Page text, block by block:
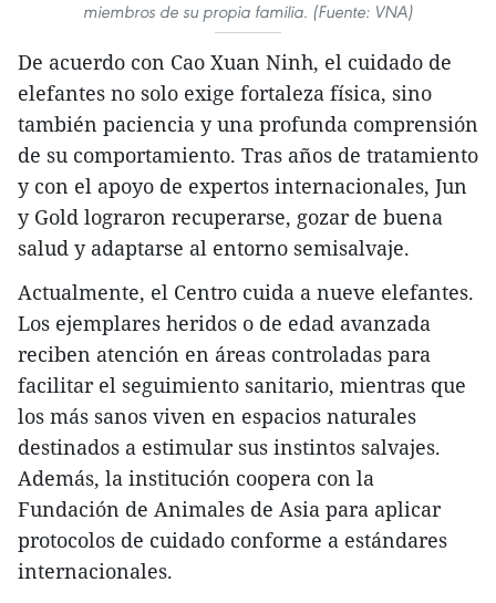
miembros de su propia familia. (Fuente: VNA)
De acuerdo con Cao Xuan Ninh, el cuidado de
elefantes no solo exige fortaleza física, sino
también paciencia y una profunda comprensión
de su comportamiento. Tras años de tratamiento
y con el apoyo de expertos internacionales, Jun
y Gold lograron recuperarse, gozar de buena
salud y adaptarse al entorno semisalvaje.
Actualmente, el Centro cuida a nueve elefantes.
Los ejemplares heridos o de edad avanzada
reciben atención en áreas controladas para
facilitar el seguimiento sanitario, mientras que
los más sanos viven en espacios naturales
destinados a estimular sus instintos salvajes.
Además, la institución coopera con la
Fundación de Animales de Asia para aplicar
protocolos de cuidado conforme a estándares
internacionales.